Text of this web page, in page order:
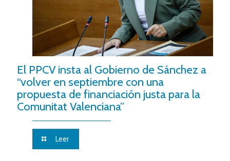
El PPCV insta al Gobierno de Sánchez a
“volver en septiembre con una
propuesta de financiación justa para la
Comunitat Valenciana”
Leer